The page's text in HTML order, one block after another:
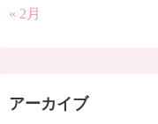
« 2月
アーカイブ